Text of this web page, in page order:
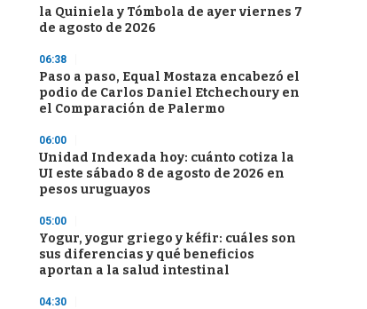
la Quiniela y Tómbola de ayer viernes 7
de agosto de 2026
06:38
Paso a paso, Equal Mostaza encabezó el
podio de Carlos Daniel Etchechoury en
el Comparación de Palermo
06:00
Unidad Indexada hoy: cuánto cotiza la
UI este sábado 8 de agosto de 2026 en
pesos uruguayos
05:00
Yogur, yogur griego y kéfir: cuáles son
sus diferencias y qué beneficios
aportan a la salud intestinal
04:30